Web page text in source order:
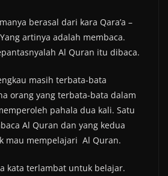
berasal dari kara Qara’a –
Yang artinya adalah membaca.
Al Quran itu dibaca.
masih terbata-bata
orang yang terbata-bata dalam
pahala dua kali. Satu
Al Quran dan yang kedua
mau mempelajari Al Quran.
kata terlambat untuk belajar.